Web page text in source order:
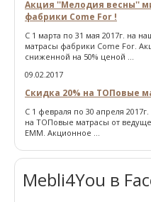
Акция ''Мелодия весны''
фабрики Come For !
С 1 марта по 31 мая 2017г. на
матрасы фабрики Come For.
сниженной на 50% ценой ...
09.02.2017
Скидка 20% на ТОПовые
С 1 февраля по 30 апреля
на ТОПовые матрасы от
ЕММ. Акционное ...
Mebli4You в